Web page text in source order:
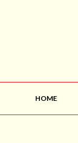
HOME